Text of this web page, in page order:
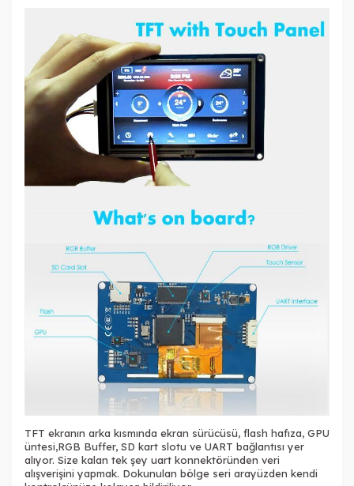
TFT ekranın arka kısmında ekran sürücüsü, flash hafıza, GPU
üntesi,RGB Buffer, SD kart slotu ve UART bağlantısı yer
alıyor. Size kalan tek şey uart konnektöründen veri
alışverişini yapmak. Dokunulan bölge seri arayüzden kendi